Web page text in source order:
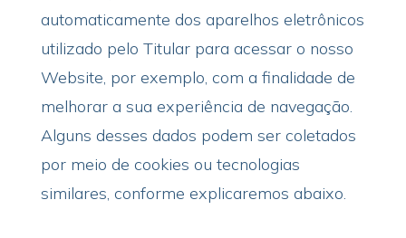
automaticamente dos aparelhos eletrônicos
utilizado pelo Titular para acessar o nosso
Website, por exemplo, com a finalidade de
melhorar a sua experiência de navegação.
Alguns desses dados podem ser coletados
por meio de cookies ou tecnologias
similares, conforme explicaremos abaixo.